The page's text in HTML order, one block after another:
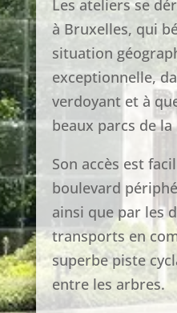
Les ateliers se
à Bruxelles, qui
situation
exceptionnelle,
verdoyant et à
beaux parcs de
Son accès est
boulevard
ainsi que par les
transports en
superbe piste
entre les arbres.